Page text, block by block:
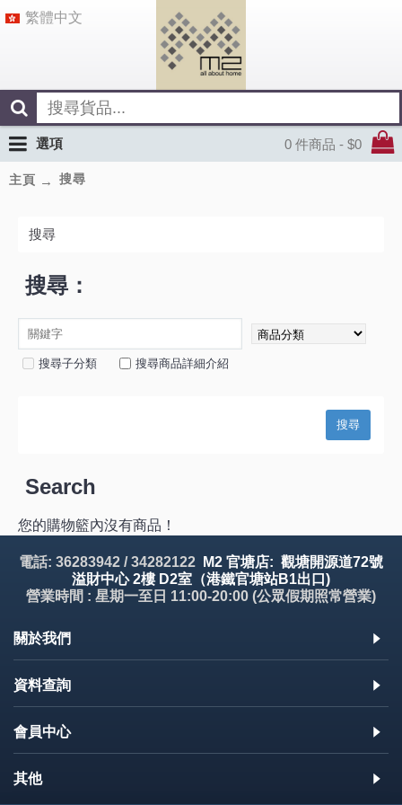
繁體中文
0 件商品 - $0
選項
主頁 搜尋
搜尋
搜尋：
搜尋子分類 搜尋商品詳細介紹
Search
您的購物籃內沒有商品！
電話: 36283942 / 34282122
M2 官塘店: 觀塘開源道72號
溢財中心 2樓 D2室（港鐵官塘站B1出口)
營業時間 : 星期一至日 11:00-20:00 (公眾假期照常營業)
關於我們
資料查詢
會員中心
其他